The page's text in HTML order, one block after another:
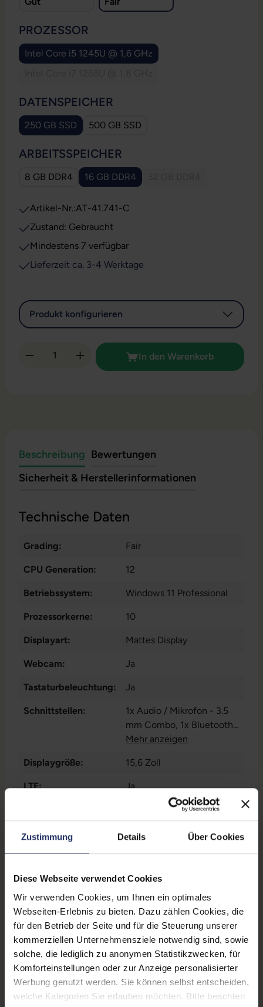
Zustimmung Details Über Cookies
Diese Webseite verwendet Cookies
Wir verwenden Cookies, um Ihnen ein optimales
Webseiten-Erlebnis zu bieten. Dazu zählen Cookies, die
für den Betrieb der Seite und für die Steuerung unserer
kommerziellen Unternehmensziele notwendig sind, sowie
solche, die lediglich zu anonymen Statistikzwecken, für
Komforteinstellungen oder zur Anzeige personalisierter
Werbung genutzt werden. Sie können selbst entscheiden,
welche Kategorien Sie erlauben möchten. Bitte beachten
PROZESSOR
Intel Core i5 1245U @ 1,6 GHz
DATENSPEICHER
250 GB SSD 500 GB SSD
ARBEITSSPEICHER
8 GB DDR4 16 GB DDR4
Artikel-Nr.:AT-41.741-C
Zustand: Gebraucht
Mindestens 7 verfügbar
Lieferzeit ca. 3-4 Werktage
Produkt konfigurieren
Produkt Anzahl: Gib den gewünschten
In den Warenkorb
Beschreibung Bewertungen
Sicherheit & Herstellerinformationen
Technische Daten
Grading: Fair
CPU Generation: 12
Betriebssystem: Windows 11 Professional
Prozessorkerne: 10
Displayart: Mattes Display
Webcam: Ja
Tastaturbeleuchtung: Ja
Schnittstellen:
1x Audio / Mikrofon - 3.5
mm Combo, 1x Bluetooth,
1x HDMI, 1x LAN RJ-45
2x Thunderbolt
Typ A
Mehr anzeigen
Displaygröße: 15,6 Zoll
LTE: Ja
1920 x 1080 FHD
Tastaturlayout:
Deutsch (QWERTZ) mit
eligible
Fingerprintreader: Nein
Zustand: Gebraucht
Partnerprogramm: Ja
Datenspeicher: 250 GB SSD
Arbeitsspeicher: 16 GB DDR4